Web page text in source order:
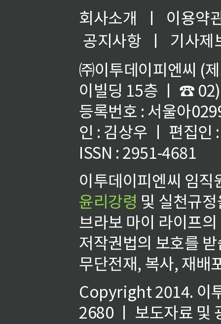
회사소개 ㅣ
이용약
공지사항
ㅣ
기사제
㈜이투데이피엔씨 (
이빌딩 15층 ㅣ ☎
등록번호 : 서울아
인 : 김상우 ㅣ 편집인
ISSN : 2951-4681
이투데이피엔씨 임
윤리강령 및 실천규
브라보 마이 라이프
저작권법의 보호를
무단전재, 복사, 재배
Copyright 2014. 이
2680 ㅣ 보도자료